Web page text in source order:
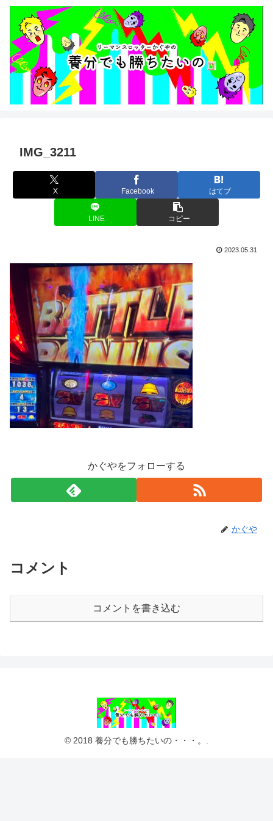
IMG_3211
X Facebook はてブ
LINE コピー
2023.05.31
かぐやをフォローする
かぐや
コメント
コメントを書き込む
© 2018 養分でも勝ちたいの・・・。.